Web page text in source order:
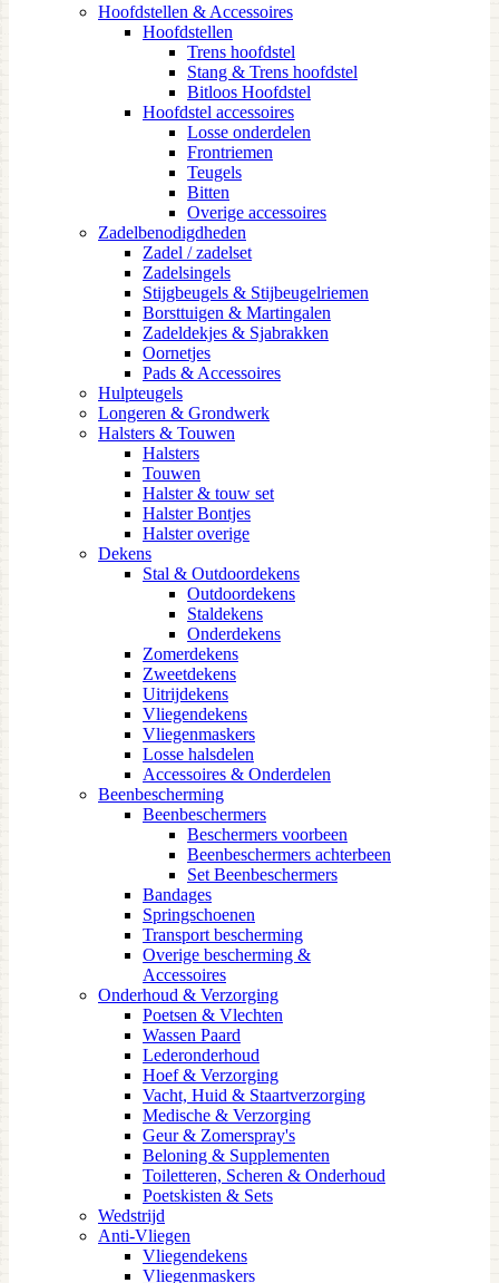
Hoofdstellen & Accessoires
Hoofdstellen
Trens hoofdstel
Stang & Trens hoofdstel
Bitloos Hoofdstel
Hoofdstel accessoires
Losse onderdelen
Frontriemen
Teugels
Bitten
Overige accessoires
Zadelbenodigdheden
Zadel / zadelset
Zadelsingels
Stijgbeugels & Stijbeugelriemen
Borsttuigen & Martingalen
Zadeldekjes & Sjabrakken
Oornetjes
Pads & Accessoires
Hulpteugels
Longeren & Grondwerk
Halsters & Touwen
Halsters
Touwen
Halster & touw set
Halster Bontjes
Halster overige
Dekens
Stal & Outdoordekens
Outdoordekens
Staldekens
Onderdekens
Zomerdekens
Zweetdekens
Uitrijdekens
Vliegendekens
Vliegenmaskers
Losse halsdelen
Accessoires & Onderdelen
Beenbescherming
Beenbeschermers
Beschermers voorbeen
Beenbeschermers achterbeen
Set Beenbeschermers
Bandages
Springschoenen
Transport bescherming
Overige bescherming &
Accessoires
Onderhoud & Verzorging
Poetsen & Vlechten
Wassen Paard
Lederonderhoud
Hoef & Verzorging
Vacht, Huid & Staartverzorging
Medische & Verzorging
Geur & Zomerspray's
Beloning & Supplementen
Toiletteren, Scheren & Onderhoud
Poetskisten & Sets
Wedstrijd
Anti-Vliegen
Vliegendekens
Vliegenmaskers